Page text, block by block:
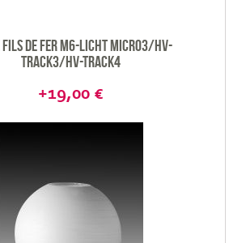
fils de fer M6-Licht Micro3/HV-
Track3/HV-track4
+19,00 €